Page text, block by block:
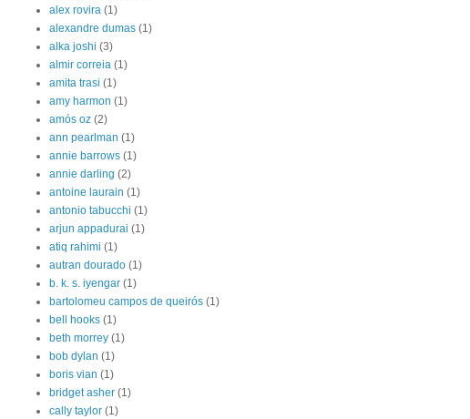
alex rovira (1)
alexandre dumas (1)
alka joshi (3)
almir correia (1)
amita trasi (1)
amy harmon (1)
amós oz (2)
ann pearlman (1)
annie barrows (1)
annie darling (2)
antoine laurain (1)
antonio tabucchi (1)
arjun appadurai (1)
atiq rahimi (1)
autran dourado (1)
b. k. s. iyengar (1)
bartolomeu campos de queirós (1)
bell hooks (1)
beth morrey (1)
bob dylan (1)
boris vian (1)
bridget asher (1)
cally taylor (1)